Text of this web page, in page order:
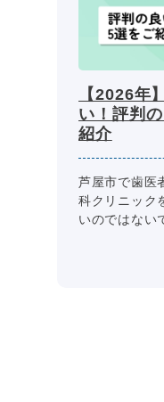
【2026年
い！評判
紹介
芦屋市で歯医
科クリニック
いのではない
日・診療時間